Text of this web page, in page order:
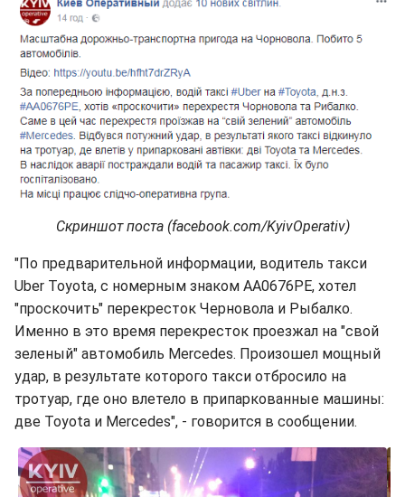
Скриншот поста (facebook.com/KyivOperativ)
"По предварительной информации, водитель такси
Uber Toyota, с номерным знаком AA0676PE, хотел
"проскочить" перекресток Черновола и Рыбалко.
Именно в это время перекресток проезжал на "свой
зеленый" автомобиль Mercedes. Произошел мощный
удар, в результате которого такси отбросило на
тротуар, где оно влетело в припаркованные машины:
две Toyota и Mercedes", - говорится в сообщении.